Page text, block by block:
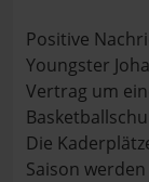
Positive
Youngster
Vertrag um
Die
Saison